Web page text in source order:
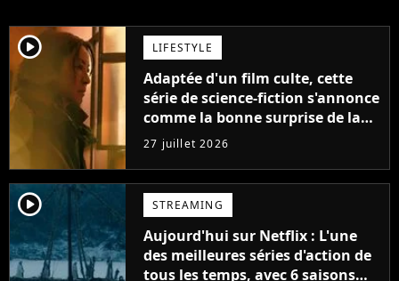
player2 LIFESTYLE
Adaptée d'un film culte, cette
série de science-fiction s'annonce
comme la bonne surprise de la
fin d'année
27 juillet 2026
player2 STREAMING
Aujourd'hui sur Netflix : L'une
des meilleures séries d'action de
tous les temps, avec 6 saisons